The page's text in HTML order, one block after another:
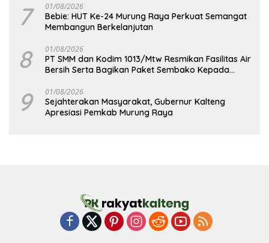
7 01/08/2026
Bebie: HUT Ke-24 Murung Raya Perkuat Semangat
Membangun Berkelanjutan
8 01/08/2026
PT SMM dan Kodim 1013/Mtw Resmikan Fasilitas Air
Bersih Serta Bagikan Paket Sembako Kepada
9 01/08/2026
Sejahterakan Masyarakat, Gubernur Kalteng
Apresiasi Pemkab Murung Raya